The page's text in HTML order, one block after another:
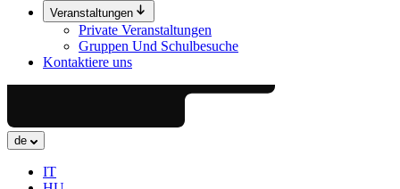
Veranstaltungen
Private Veranstaltungen
Gruppen Und Schulbesuche
Kontaktiere uns
de
IT